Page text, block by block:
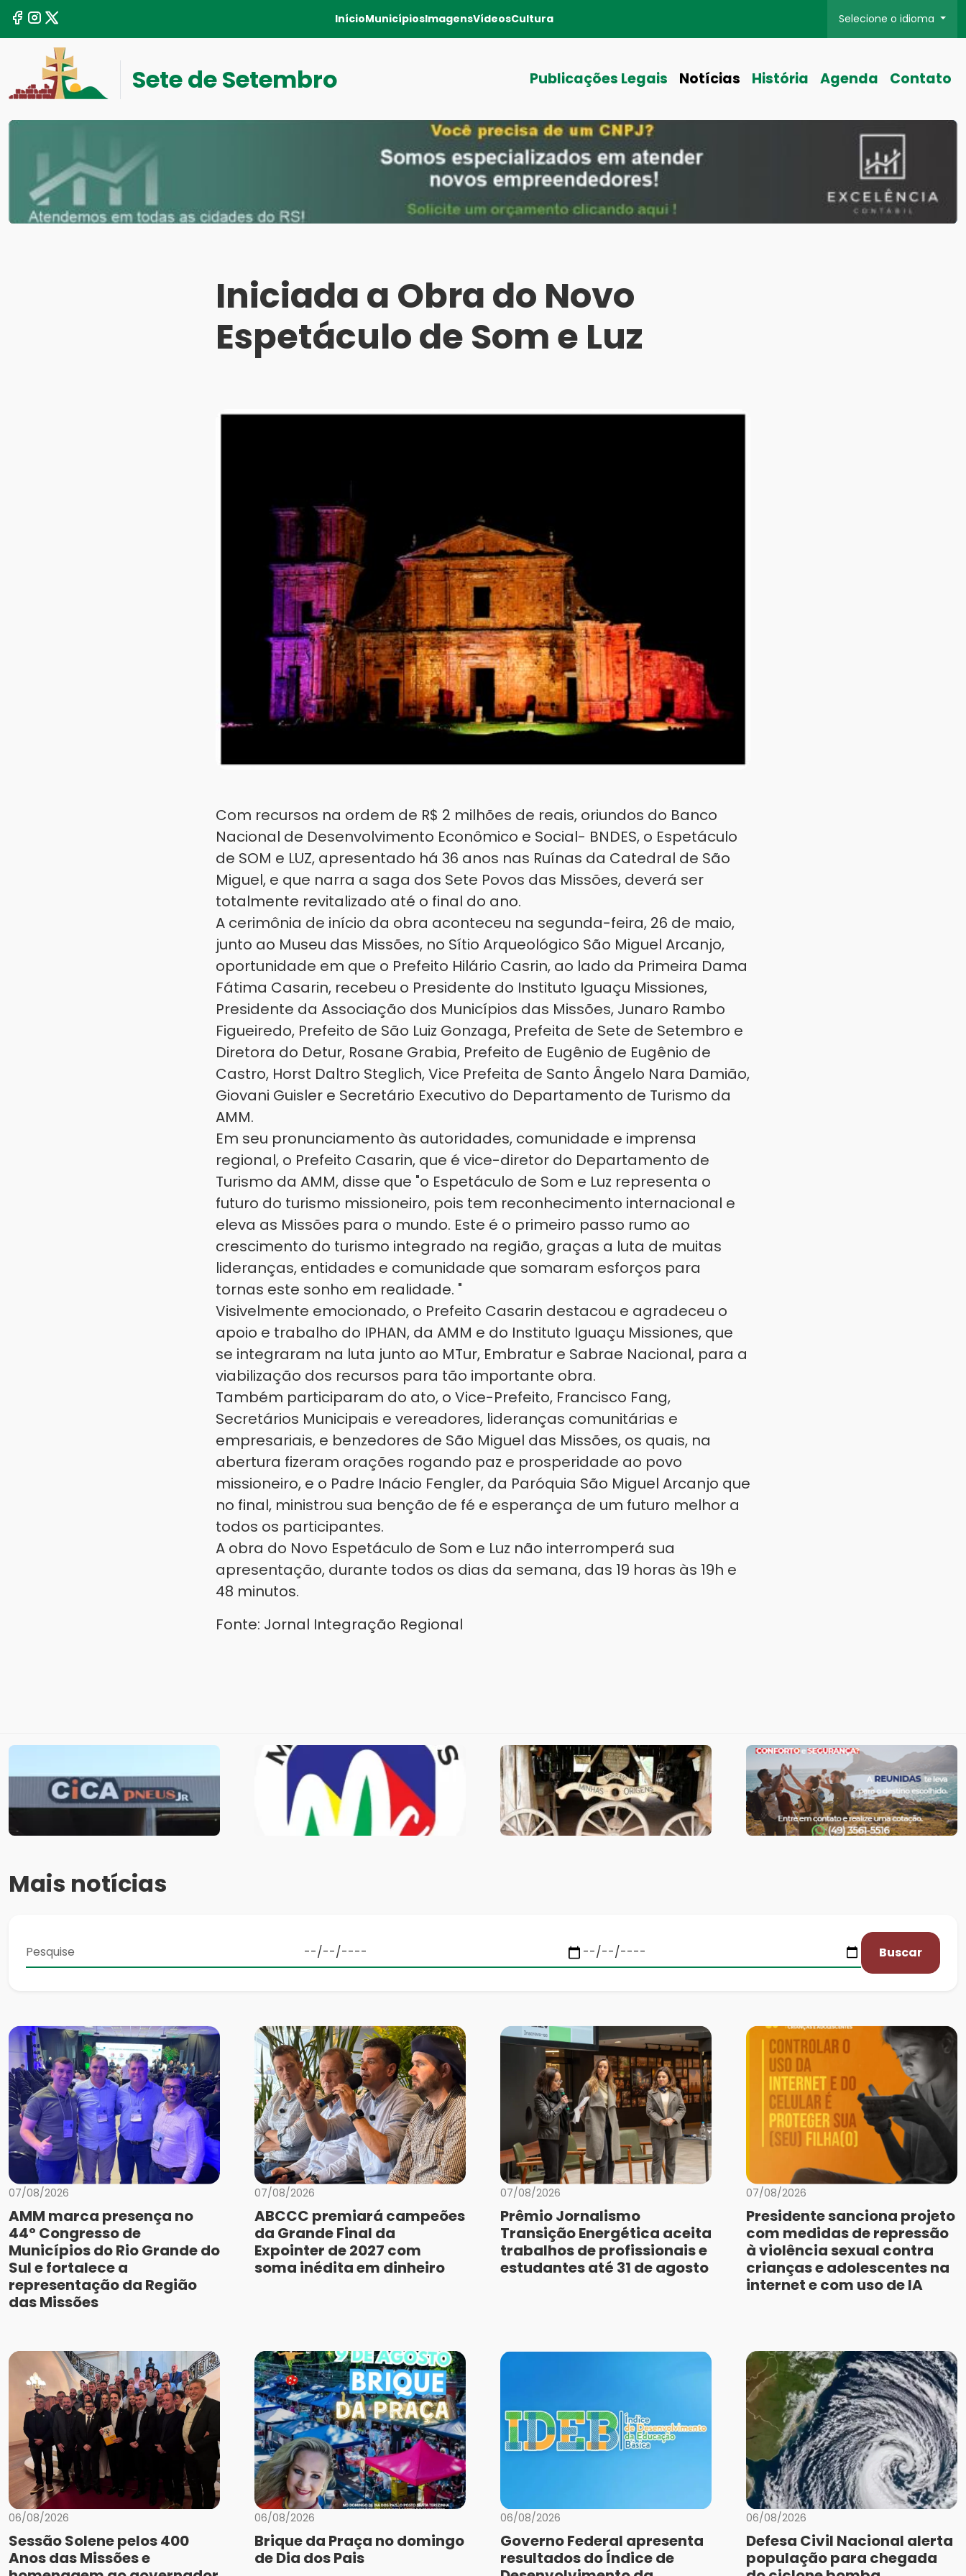
InícioMunicípiosImagensVídeosCultura Selecione o idioma
Sete de Setembro Publicações Legais Notícias História Agenda Contato
Iniciada a Obra do Novo
Espetáculo de Som e Luz
Com recursos na ordem de R$ 2 milhões de reais, oriundos do Banco
Nacional de Desenvolvimento Econômico e Social- BNDES, o Espetáculo
de SOM e LUZ, apresentado há 36 anos nas Ruínas da Catedral de São
Miguel, e que narra a saga dos Sete Povos das Missões, deverá ser
totalmente revitalizado até o final do ano.
A cerimônia de início da obra aconteceu na segunda-feira, 26 de maio,
junto ao Museu das Missões, no Sítio Arqueológico São Miguel Arcanjo,
oportunidade em que o Prefeito Hilário Casrin, ao lado da Primeira Dama
Fátima Casarin, recebeu o Presidente do Instituto Iguaçu Missiones,
Presidente da Associação dos Municípios das Missões, Junaro Rambo
Figueiredo, Prefeito de São Luiz Gonzaga, Prefeita de Sete de Setembro e
Diretora do Detur, Rosane Grabia, Prefeito de Eugênio de Eugênio de
Castro, Horst Daltro Steglich, Vice Prefeita de Santo Ângelo Nara Damião,
Giovani Guisler e Secretário Executivo do Departamento de Turismo da
AMM.
Em seu pronunciamento às autoridades, comunidade e imprensa
regional, o Prefeito Casarin, que é vice-diretor do Departamento de
Turismo da AMM, disse que "o Espetáculo de Som e Luz representa o
futuro do turismo missioneiro, pois tem reconhecimento internacional e
eleva as Missões para o mundo. Este é o primeiro passo rumo ao
crescimento do turismo integrado na região, graças a luta de muitas
lideranças, entidades e comunidade que somaram esforços para
tornas este sonho em realidade. "
Visivelmente emocionado, o Prefeito Casarin destacou e agradeceu o
apoio e trabalho do IPHAN, da AMM e do Instituto Iguaçu Missiones, que
se integraram na luta junto ao MTur, Embratur e Sabrae Nacional, para a
viabilização dos recursos para tão importante obra.
Também participaram do ato, o Vice-Prefeito, Francisco Fang,
Secretários Municipais e vereadores, lideranças comunitárias e
empresariais, e benzedores de São Miguel das Missões, os quais, na
abertura fizeram orações rogando paz e prosperidade ao povo
missioneiro, e o Padre Inácio Fengler, da Paróquia São Miguel Arcanjo que
no final, ministrou sua benção de fé e esperança de um futuro melhor a
todos os participantes.
A obra do Novo Espetáculo de Som e Luz não interromperá sua
apresentação, durante todos os dias da semana, das 19 horas às 19h e
48 minutos.
Fonte: Jornal Integração Regional
Mais notícias
Buscar
07/08/2026
AMM marca presença no
44º Congresso de
Municípios do Rio Grande do
Sul e fortalece a
representação da Região
das Missões
07/08/2026
ABCCC premiará campeões
da Grande Final da
Expointer de 2027 com
soma inédita em dinheiro
07/08/2026
Prêmio Jornalismo
Transição Energética aceita
trabalhos de profissionais e
estudantes até 31 de agosto
07/08/2026
Presidente sanciona projeto
com medidas de repressão
à violência sexual contra
crianças e adolescentes na
internet e com uso de IA
06/08/2026
Sessão Solene pelos 400
Anos das Missões e
06/08/2026
Brique da Praça no domingo
de Dia dos Pais
06/08/2026
Governo Federal apresenta
resultados do Índice de
06/08/2026
Defesa Civil Nacional alerta
população para chegada